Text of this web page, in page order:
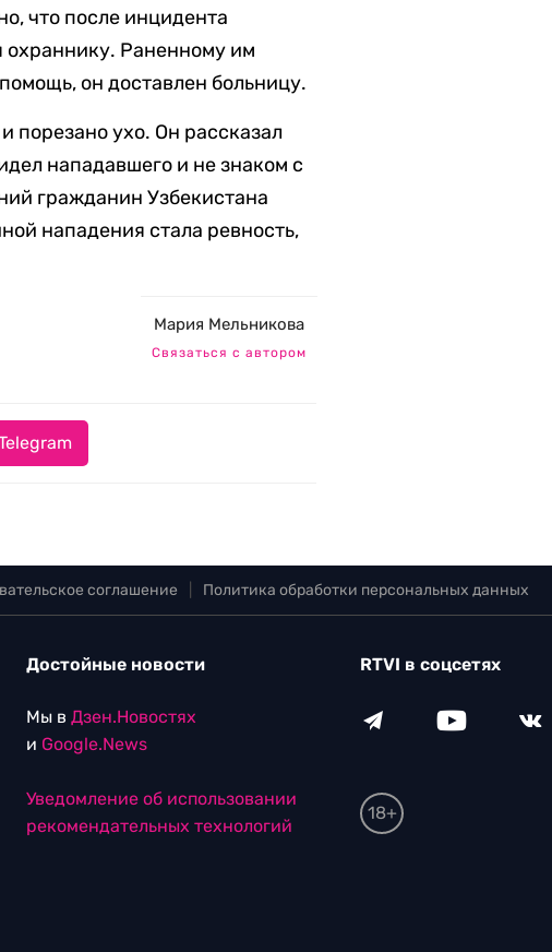
что после инцидента
Раненному им
он доставлен больницу.
порезано ухо. Он рассказал
нападавшего и не знаком с
гражданин Узбекистана
нападения стала ревность,
Мария Мельникова
Связаться с автором
соглашение Политика обработки персональных данных
Достойные новости
Мы в Дзен.Новостях
и Google.News
Уведомление об использовании
рекомендательных технологий
RTVI в соцсетях
18+